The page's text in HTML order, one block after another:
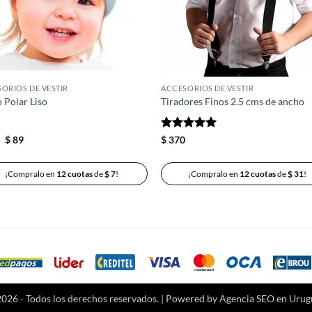
DE VESTIR
Polar Liso
El
$ 100.
$89El
$ 89.
¡Compralo en 12 cuotasde$7!
ACCESORIOS DE VESTIR
Tiradores Finos 2.5 cms de ancho
Valorado
$370
¡Compralo en 12 cuotasde$31!
- Todos los derechos reservados. | Powered byAgencia SEOen